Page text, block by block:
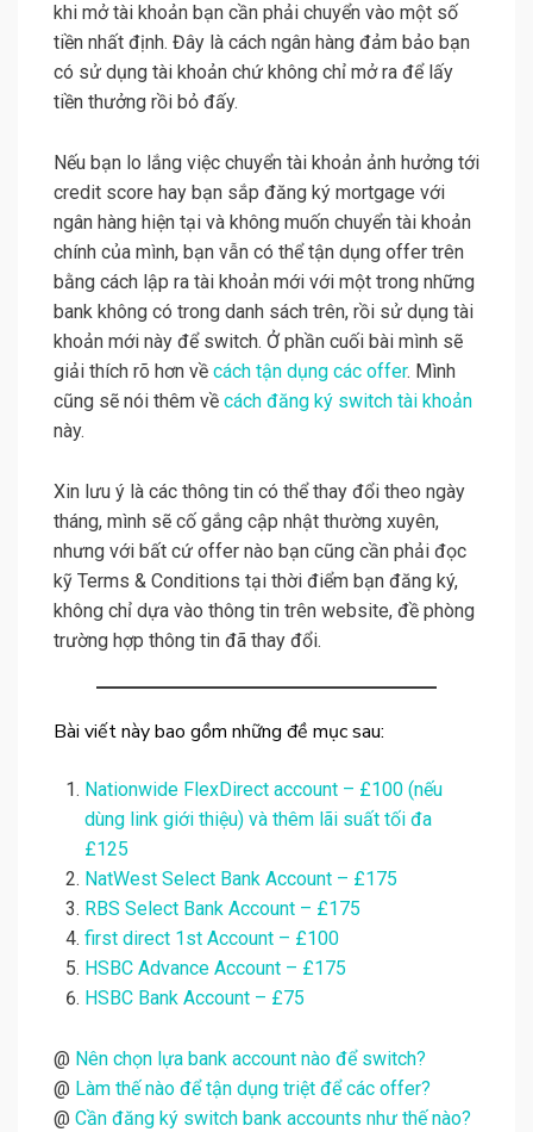
khi mở tài khoản bạn cần phải chuyển vào một số
tiền nhất định. Đây là cách ngân hàng đảm bảo bạn
có sử dụng tài khoản chứ không chỉ mở ra để lấy
tiền thưởng rồi bỏ đấy.
Nếu bạn lo lắng việc chuyển tài khoản ảnh hưởng tới
credit score hay bạn sắp đăng ký mortgage với
ngân hàng hiện tại và không muốn chuyển tài khoản
chính của mình, bạn vẫn có thể tận dụng offer trên
bằng cách lập ra tài khoản mới với một trong những
bank không có trong danh sách trên, rồi sử dụng tài
khoản mới này để switch. Ở phần cuối bài mình sẽ
giải thích rõ hơn về cách tận dụng các offer. Mình
cũng sẽ nói thêm về cách đăng ký switch tài khoản
này.
Xin lưu ý là các thông tin có thể thay đổi theo ngày
tháng, mình sẽ cố gắng cập nhật thường xuyên,
nhưng với bất cứ offer nào bạn cũng cần phải đọc
kỹ Terms & Conditions tại thời điểm bạn đăng ký,
không chỉ dựa vào thông tin trên website, đề phòng
trường hợp thông tin đã thay đổi.
Bài viết này bao gồm những đề mục sau:
Nationwide FlexDirect account – £100 (nếu
dùng link giới thiệu) và thêm lãi suất tối đa
£125
NatWest Select Bank Account – £175
RBS Select Bank Account – £175
first direct 1st Account – £100
HSBC Advance Account – £175
HSBC Bank Account – £75
@ Nên chọn lựa bank account nào để switch?
@ Làm thế nào để tận dụng triệt để các offer?
@ Cần đăng ký switch bank accounts như thế nào?